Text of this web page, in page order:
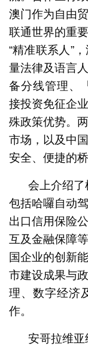
澳门作为自由
联通世界的重
“精准联系人”
量法律及语言
备分线管理、
接投资免征企
殊政策优势。
市场，以及中
安全、便捷的桥
会上介绍
包括哈囉自动
出口信用保险
互及金融保障
国企业的创新
市建设成果与
理、数字经济
作。
安哥拉维亚